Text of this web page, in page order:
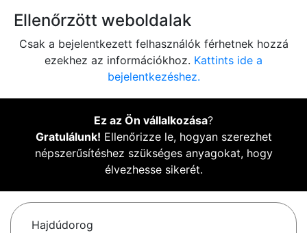
Ellenőrzött weboldalak
Csak a bejelentkezett felhasználók férhetnek hozzá
ezekhez az információkhoz. Kattints ide a
bejelentkezéshez.
Ez az Ön vállalkozása?
Gratulálunk! Ellenőrizze le, hogyan szerezhet
népszerűsítéshez szükséges anyagokat, hogy
élvezhesse sikerét.
Hajdúdorog